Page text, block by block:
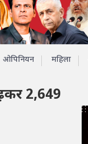
ओपिनियन महिला
2,649